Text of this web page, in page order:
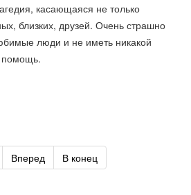
касающаяся не только
близких, друзей. Очень страшно
люди и не иметь никакой
помощь.
Вперед В конец